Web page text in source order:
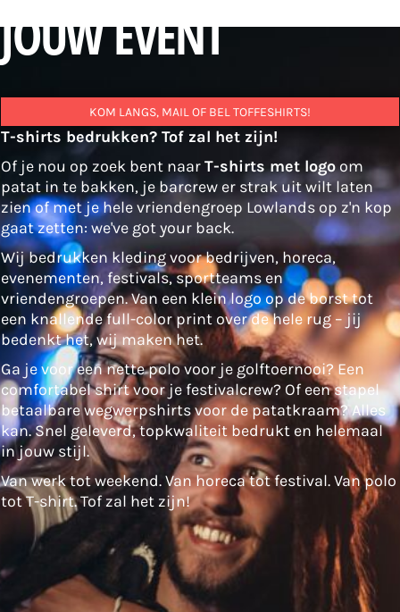
JOUW EVENT
KOM LANGS, MAIL OF BEL TOFFESHIRTS!
T-shirts bedrukken? Tof zal het zijn!
Of je nou op zoek bent naarT-shirts met logoom
patat in te bakken, je barcrew er strak uit wilt laten
zien of met je hele vriendengroep Lowlands op z'n kop
gaat zetten: we've got your back.
Wij bedrukken kleding voor bedrijven, horeca,
evenementen, festivals, sportteams en
vriendengroepen. Van een klein logo op de borst tot
een knallende full-color print over de hele rug – jij
bedenkt het, wij maken het.
Ga je voor een nette polo voor je golftoernooi? Een
comfortabel shirt voor je festivalcrew? Of een stapel
betaalbare wegwerpshirts voor de patatkraam? Alles
kan. Snel geleverd, topkwaliteit bedrukt en helemaal
in jouw stijl.
Van werk tot weekend. Van horeca tot festival. Van polo
tot T-shirt. Tof zal het zijn!